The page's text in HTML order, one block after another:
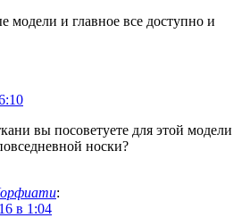
модели и главное все доступно и
вы посоветуете для этой модели
носки?
:
в 1:04